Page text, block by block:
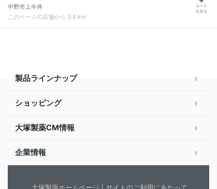
中野市上今井
このページの店舗から 3.8 km
ルート
を見る
製品ラインナップ
ショッピング
大塚製薬CM情報
企業情報